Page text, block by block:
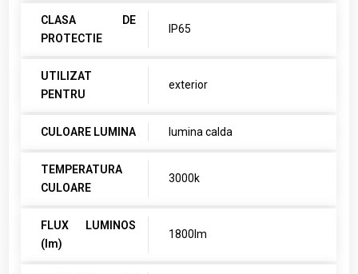
CLASA DE
PROTECTIE
IP65
UTILIZAT
PENTRU
exterior
CULOARE LUMINA lumina calda
TEMPERATURA
CULOARE
3000k
FLUX LUMINOS
(lm)
1800lm